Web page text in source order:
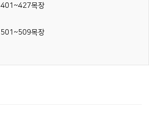
401~427목장
501~509목장